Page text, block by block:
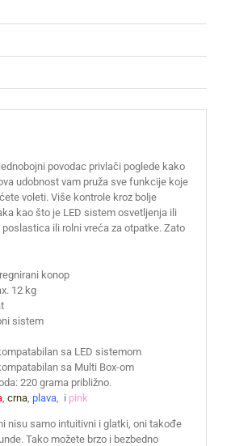
povodac privlači poglede kako
udobnost vam pruža sve funkcije koje
voleti. Više kontrole kroz bolje
kao što je LED sistem osvetljenja ili
poslastica ili rolni vreća za otpatke. Zato
konop
12 kg
sistem
sa LED sistemom
sa Multi Box-om
220 grama približno.
, crna, plava, i pink
nisu samo intuitivni i glatki, oni takođe
Tako možete brzo i bezbedno